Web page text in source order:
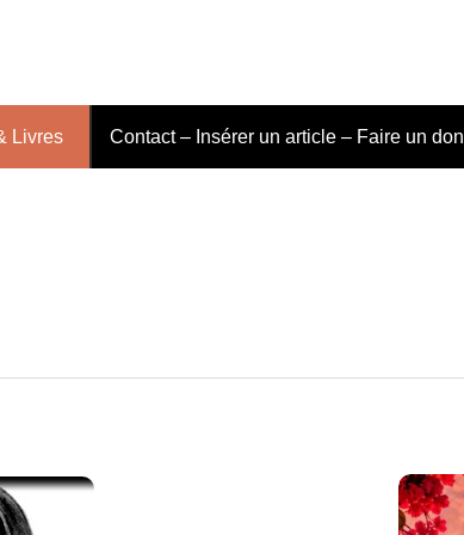
Livres Contact – Insérer un article – Faire un don